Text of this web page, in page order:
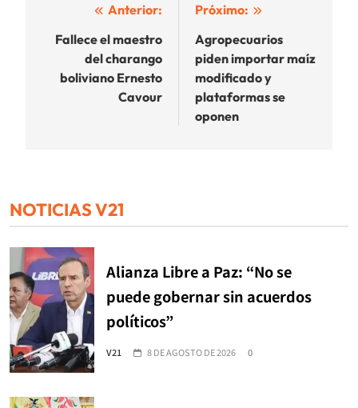
Navegación
de
entradas
Anterior:
Fallece el maestro
del charango
boliviano Ernesto
Cavour
Próximo:
Agropecuarios
piden importar maíz
modificado y
plataformas se
oponen
NOTICIAS V21
Alianza Libre a Paz: “No se
puede gobernar sin acuerdos
políticos”
V21 8 DE AGOSTO DE 2026 0